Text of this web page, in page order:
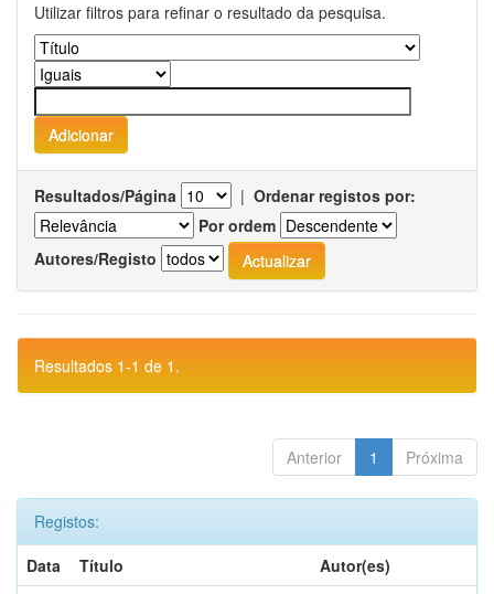
Utilizar filtros para refinar o resultado da pesquisa.
Resultados/Página | Ordenar registos por:
Por ordem
Autores/Registo
Resultados 1-1 de 1.
Anterior 1 Próxima
Registos:
Data
Título
Autor(es)